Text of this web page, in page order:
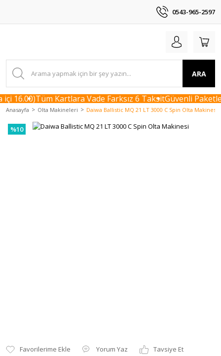
0543-965-2597
ARA
16.00)Tüm Kartlara Vade Farksız 6 TaksitGüvenli
Anasayfa Olta Makineleri Daiwa Ballistic MQ 21 LT 3000 C Spin Olta Makinesi
%10
Yorum Yaz
Tavsiye Et